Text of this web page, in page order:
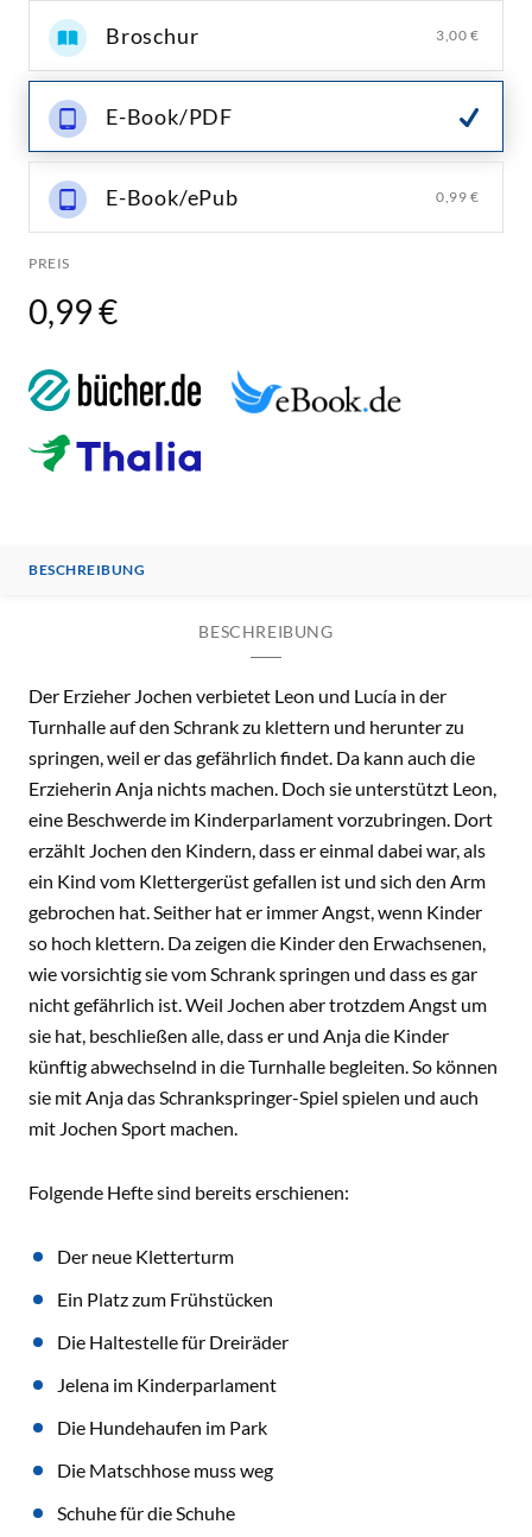
Broschur 3,00 €
E-Book/PDF
E-Book/ePub 0,99 €
PREIS
0,99 €
BESCHREIBUNG
BESCHREIBUNG
Der Erzieher Jochen verbietet Leon und Lucía in der
Turnhalle auf den Schrank zu klettern und herunter zu
springen, weil er das gefährlich findet. Da kann auch die
Erzieherin Anja nichts machen. Doch sie unterstützt Leon,
eine Beschwerde im Kinderparlament vorzubringen. Dort
erzählt Jochen den Kindern, dass er einmal dabei war, als
ein Kind vom Klettergerüst gefallen ist und sich den Arm
gebrochen hat. Seither hat er immer Angst, wenn Kinder
so hoch klettern. Da zeigen die Kinder den Erwachsenen,
wie vorsichtig sie vom Schrank springen und dass es gar
nicht gefährlich ist. Weil Jochen aber trotzdem Angst um
sie hat, beschließen alle, dass er und Anja die Kinder
künftig abwechselnd in die Turnhalle begleiten. So können
sie mit Anja das Schrankspringer-Spiel spielen und auch
mit Jochen Sport machen.
Folgende Hefte sind bereits erschienen:
Der neue Kletterturm
Ein Platz zum Frühstücken
Die Haltestelle für Dreiräder
Jelena im Kinderparlament
Die Hundehaufen im Park
Die Matschhose muss weg
Schuhe für die Schuhe